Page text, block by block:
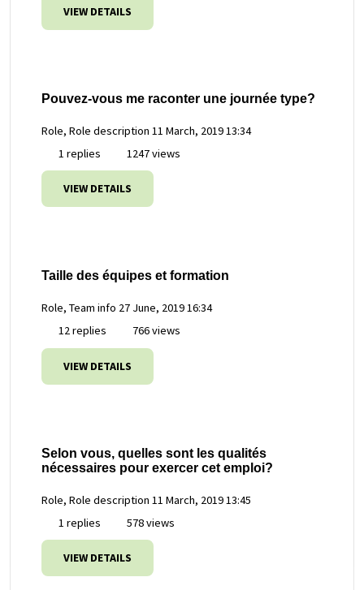
VIEW DETAILS
Pouvez-vous me raconter une journée type?
Role, Role description 11 March, 2019 13:34
1 replies
1247 views
VIEW DETAILS
Taille des équipes et formation
Role, Team info 27 June, 2019 16:34
12 replies
766 views
VIEW DETAILS
Selon vous, quelles sont les qualités
nécessaires pour exercer cet emploi?
Role, Role description 11 March, 2019 13:45
1 replies
578 views
VIEW DETAILS